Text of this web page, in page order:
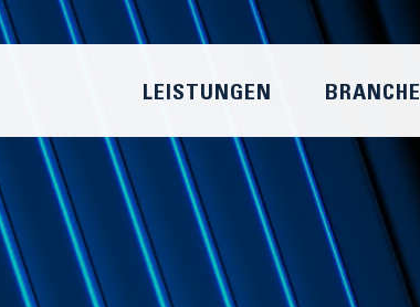
LEISTUNGEN